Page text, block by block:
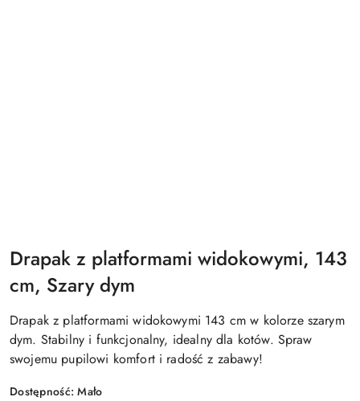
Drapak z platformami widokowymi, 143
cm, Szary dym
Drapak z platformami widokowymi 143 cm w kolorze szarym
dym. Stabilny i funkcjonalny, idealny dla kotów. Spraw
swojemu pupilowi komfort i radość z zabawy!
Dostępność:Mało